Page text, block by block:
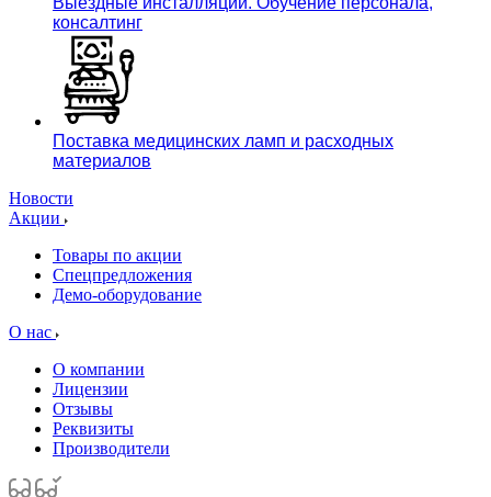
консалтинг
Поставка медицинских ламп и расходных
материалов
Новости
Акции
Товары по акции
Спецпредложения
Демо-оборудование
О нас
О компании
Лицензии
Отзывы
Реквизиты
Производители